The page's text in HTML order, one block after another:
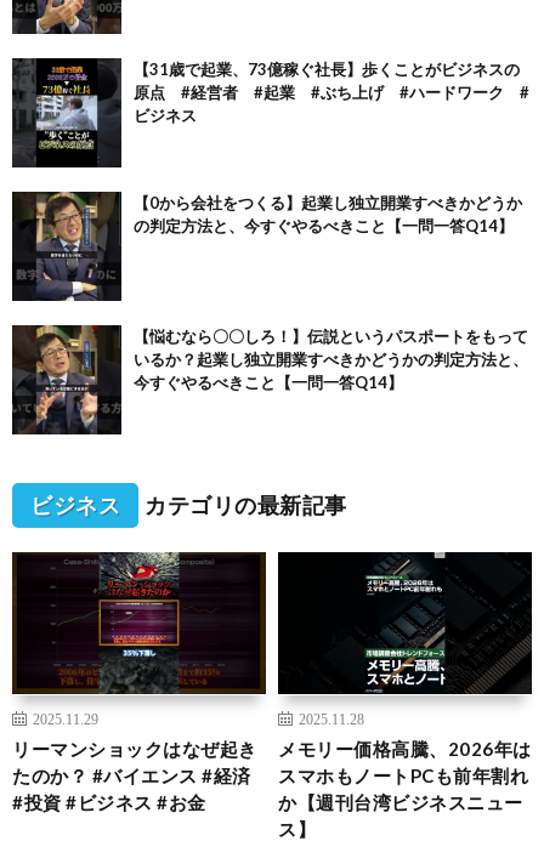
【31歳で起業、73億稼ぐ社長】歩くことがビジネスの
原点 #経営者 #起業 #ぶち上げ #ハードワーク #
ビジネス
【0から会社をつくる】起業し独立開業すべきかどうか
の判定方法と、今すぐやるべきこと【一問一答Q14】
【悩むなら〇〇しろ！】伝説というパスポートをもって
いるか？起業し独立開業すべきかどうかの判定方法と、
今すぐやるべきこと【一問一答Q14】
ビジネス カテゴリの最新記事
2025.11.29
リーマンショックはなぜ起き
たのか？ #バイエンス #経済
#投資 #ビジネス #お金
2025.11.28
メモリー価格高騰、2026年は
スマホもノートPCも前年割れ
か【週刊台湾ビジネスニュー
ス】